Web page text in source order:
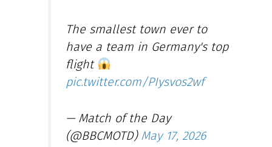
The smallest town ever to
have a team in Germany's top
flight
pic.twitter.com/PIysvos2wf
— Match of the Day
(@BBCMOTD) May 17, 2026